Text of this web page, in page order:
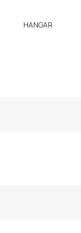
HANGAR